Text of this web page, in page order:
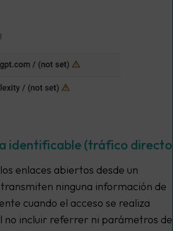
identificable (tráfico
enlaces abiertos desde un
ninguna información de
cuando el acceso se realiza
no incluir referrer ni parámetros de